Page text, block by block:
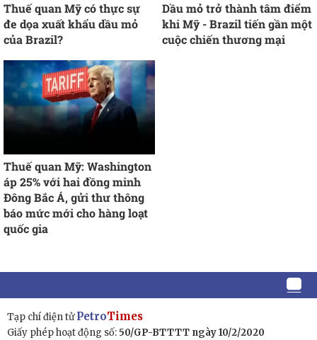
Thuế quan Mỹ có thực sự
đe dọa xuất khẩu dầu mỏ
của Brazil?
Dầu mỏ trở thành tâm điểm
khi Mỹ - Brazil tiến gần một
cuộc chiến thương mại
Thuế quan Mỹ: Washington
áp 25% với hai đồng minh
Đông Bắc Á, gửi thư thông
báo mức mới cho hàng loạt
quốc gia
Tạp chí điện tửPetroTimes
Giấy phép hoạt động số: 50/GP-BTTTT ngày 10/2/2020